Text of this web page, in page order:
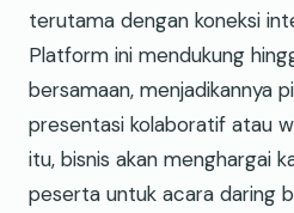
terutama dengan koneksi
Platform ini mendukung
bersamaan, menjadikannya
presentasi kolaboratif atau
itu, bisnis akan menghargai
peserta untuk acara daring